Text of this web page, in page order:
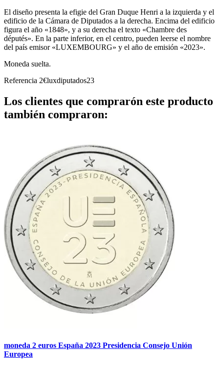
El diseño presenta la efigie del Gran Duque Henri a la izquierda y el
edificio de la Cámara de Diputados a la derecha. Encima del edificio
figura el año «1848», y a su derecha el texto «Chambre des
députés». En la parte inferior, en el centro, pueden leerse el nombre
del país emisor «LUXEMBOURG» y el año de emisión «2023».
Moneda suelta.
Referencia 2€luxdiputados23
Los clientes que comprarón este producto
también compraron:
moneda 2 euros España 2023 Presidencia Consejo Unión
Europea